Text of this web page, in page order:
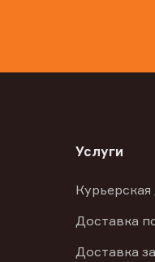
Услуги
Доставка
Доставка